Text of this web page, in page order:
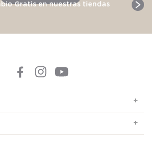
Gratis en nuestras tiendas
+
+